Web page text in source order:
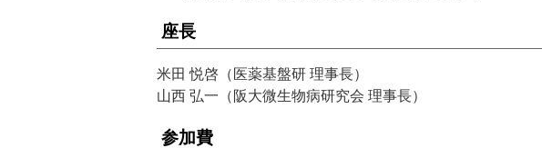
座長
米田 悦啓（医薬基盤研 理事長）
山西 弘一（阪大微生物病研究会 理事長）
参加費